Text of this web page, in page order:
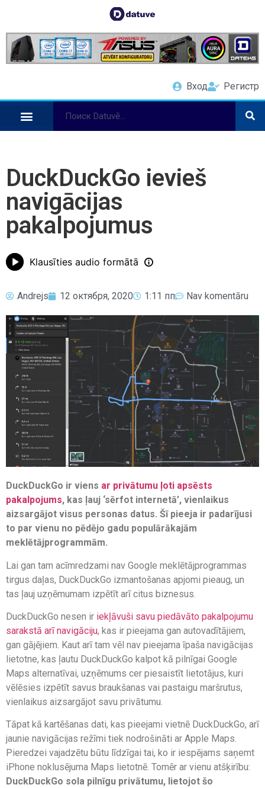
Вход Регистр
DuckDuckGo ievieš
navigācijas
pakalpojumus
Klausīties audio formātā
Andrejs 12 октября, 2020 1:11 пп Nav komentāru
DuckDuckGo ir viens ar privātumu ļoti apsēsts
pakalpojums, kas ļauj ‘sērfot internetā’, vienlaikus
aizsargājot visus personas datus. Šī pieeja ir padarījusi
to par vienu no pēdējo gadu populārākajām
meklētājprogrammām.
Lai gan tam acīmredzami nav Google meklētājprogrammas
tirgus daļas, DuckDuckGo izmantošanas apjomi pieaug, un
tas ļauj uzņēmumam izpētīt arī citus biznesus.
DuckDuckGo nesen ir iekļāvuši savu piedāvāto pakalpojumu
sarakstā arī navigāciju, kas ir pieejama gan autovadītājiem,
gan gājējiem. Kaut arī tam vēl nav pieejama īpaša navigācijas
lietotne, kas ļautu DuckDuckGo kalpot kā pilnīgai Google
Maps alternatīvai, uzņēmums cer piesaistīt lietotājus, kuri
vēlēsies izpētīt savus braukšanas vai pastaigu maršrutus,
vienlaikus aizsargājot savu privātumu.
Tāpat kā kartēšanas dati, kas pieejami vietnē DuckDuckGo, arī
jaunie navigācijas režīmi tiek nodrošināti ar Apple Maps.
Pieredzei vajadzētu būtu līdzīgai tai, ko ir iespējams saņemt
iPhone noklusējuma Maps lietotnē. Tomēr ar vienu atšķirību:
DuckDuckGo sola pilnīgu privātumu, lietojot šo